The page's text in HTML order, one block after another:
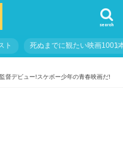
search
ト 死ぬまでに観たい映画1001
督デビュー!スケボー少年の青春映画だ!